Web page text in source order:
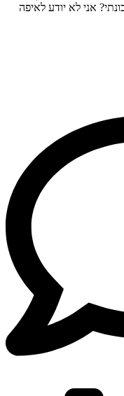
אני לא יודע לאיפה